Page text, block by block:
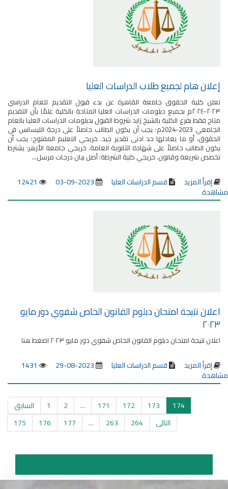
إعلان هام لجميع طلاب الدراسات العليا
تعلن كلية الحقوق جامعة القاهرة عن بدء قبول التقديم للعام الدراسي
٢٠٢٣-٢٠٢٤م بجميع دبلومات الدراسات العليا المتاحة بالكلية علمًا بأن التقديم
متاح فقط بفرع الكلية بالشيخ زايد شروط القبول بدبلومات الدراسات العليا بالعام
الجامعي 2023-2024م: يجب أن يكون الطالب حاصلاً على درجة الليسانس في
الحقوق، أو ما يعادلها حد ادنى تقدير جيد. خريجي التعليم المفتوح: يجب أن
يكون الطالب حاصلاً على شهادة الثانوية العامة. خريجي جامعة الأزهر: يشترط
تخصص شريعة وقانون. خريجي كلية الشرطة: أصل بيان درجات مرسل...
إقرأ المزيد قسم الدراسات العليا 2023-09-03
12421
مشاهدة
اعلان نتيجة امتحان دبلوم القانون الخاص شفوي دور مايو
٢٠٢٣
اعلان نتيجة امتحان دبلوم القانون الخاص شفوي دور مايو ٢٠٢٣ اضغط هنا
إقرأ المزيد قسم الدراسات العليا 2023-08-29
1431
مشاهدة
السابق 1 2 ... 171 172 173
174
175
176 177 ... 263 264 التالى